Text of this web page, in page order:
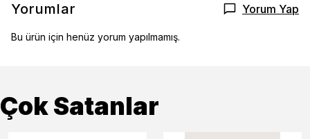
Yorumlar Yorum Yap
Bu ürün için henüz yorum yapılmamış.
Çok Satanlar